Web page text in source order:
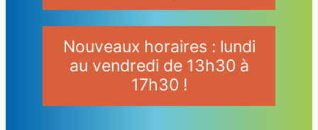
Nouveaux horaires : lundi
au vendredi de 13h30 à
17h30 !